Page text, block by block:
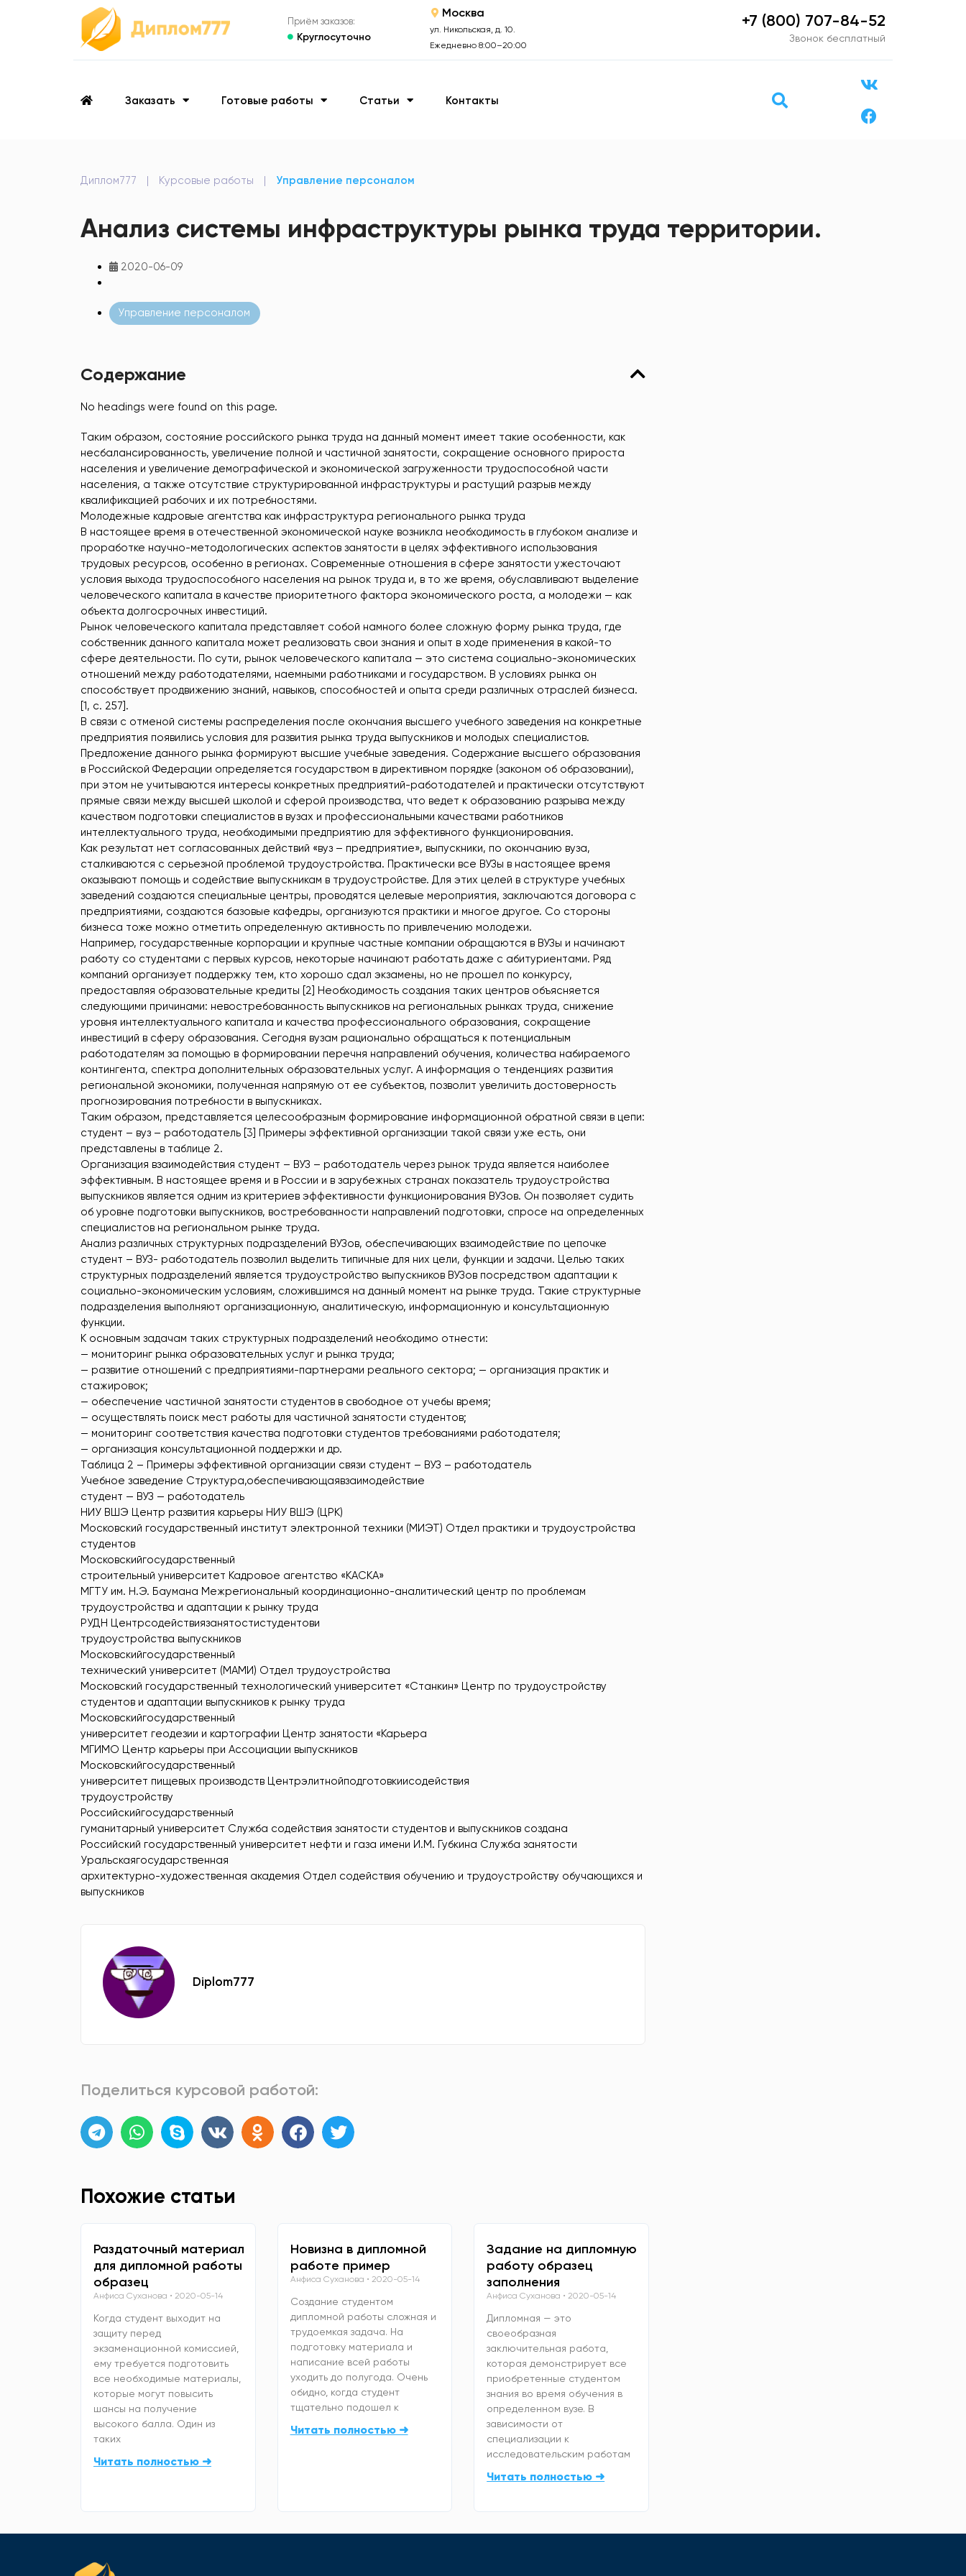
Приём заказов:
Круглосуточно
Москва
ул. Никольская, д. 10.
Ежедневно 8:00–20:00
+7 (800) 707-84-52
Звонок бесплатный
Заказать Готовые работы Статьи Контакты
Диплом777 | Курсовые работы | Управление персоналом
Анализ системы инфраструктуры рынка труда территории.
2020-06-09
Управление персоналом
Содержание
No headings were found on this page.
Таким образом, состояние российского рынка труда на данный момент имеет такие особенности, как
несбалансированность, увеличение полной и частичной занятости, сокращение основного прироста
населения и увеличение демографической и экономической загруженности трудоспособной части
населения, а также отсутствие структурированной инфраструктуры и растущий разрыв между
квалификацией рабочих и их потребностями.
Молодежные кадровые агентства как инфраструктура регионального рынка труда
В настоящее время в отечественной экономической науке возникла необходимость в глубоком анализе и
проработке научно-методологических аспектов занятости в целях эффективного использования
трудовых ресурсов, особенно в регионах. Современные отношения в сфере занятости ужесточают
условия выхода трудоспособного населения на рынок труда и, в то же время, обуславливают выделение
человеческого капитала в качестве приоритетного фактора экономического роста, а молодежи — как
объекта долгосрочных инвестиций.
Рынок человеческого капитала представляет собой намного более сложную форму рынка труда, где
собственник данного капитала может реализовать свои знания и опыт в ходе применения в какой-то
сфере деятельности. По сути, рынок человеческого капитала — это система социально-экономических
отношений между работодателями, наемными работниками и государством. В условиях рынка он
способствует продвижению знаний, навыков, способностей и опыта среди различных отраслей бизнеса.
[1, с. 257].
В связи с отменой системы распределения после окончания высшего учебного заведения на конкретные
предприятия появились условия для развития рынка труда выпускников и молодых специалистов.
Предложение данного рынка формируют высшие учебные заведения. Содержание высшего образования
в Российской Федерации определяется государством в директивном порядке (законом об образовании),
при этом не учитываются интересы конкретных предприятий-работодателей и практически отсутствуют
прямые связи между высшей школой и сферой производства, что ведет к образованию разрыва между
качеством подготовки специалистов в вузах и профессиональными качествами работников
интеллектуального труда, необходимыми предприятию для эффективного функционирования.
Как результат нет согласованных действий «вуз – предприятие», выпускники, по окончанию вуза,
сталкиваются с серьезной проблемой трудоустройства. Практически все ВУЗы в настоящее время
оказывают помощь и содействие выпускникам в трудоустройстве. Для этих целей в структуре учебных
заведений создаются специальные центры, проводятся целевые мероприятия, заключаются договора с
предприятиями, создаются базовые кафедры, организуются практики и многое другое. Со стороны
бизнеса тоже можно отметить определенную активность по привлечению молодежи.
Например, государственные корпорации и крупные частные компании обращаются в ВУЗы и начинают
работу со студентами с первых курсов, некоторые начинают работать даже с абитуриентами. Ряд
компаний организует поддержку тем, кто хорошо сдал экзамены, но не прошел по конкурсу,
предоставляя образовательные кредиты [2] Необходимость создания таких центров объясняется
следующими причинами: невостребованность выпускников на региональных рынках труда, снижение
уровня интеллектуального капитала и качества профессионального образования, сокращение
инвестиций в сферу образования. Сегодня вузам рационально обращаться к потенциальным
работодателям за помощью в формировании перечня направлений обучения, количества набираемого
контингента, спектра дополнительных образовательных услуг. А информация о тенденциях развития
региональной экономики, полученная напрямую от ее субъектов, позволит увеличить достоверность
прогнозирования потребности в выпускниках.
Таким образом, представляется целесообразным формирование информационной обратной связи в цепи:
студент – вуз – работодатель [3] Примеры эффективной организации такой связи уже есть, они
представлены в таблице 2.
Организация взаимодействия студент – ВУЗ – работодатель через рынок труда является наиболее
эффективным. В настоящее время и в России и в зарубежных странах показатель трудоустройства
выпускников является одним из критериев эффективности функционирования ВУЗов. Он позволяет судить
об уровне подготовки выпускников, востребованности направлений подготовки, спросе на определенных
специалистов на региональном рынке труда.
Анализ различных структурных подразделений ВУЗов, обеспечивающих взаимодействие по цепочке
студент – ВУЗ- работодатель позволил выделить типичные для них цели, функции и задачи. Целью таких
структурных подразделений является трудоустройство выпускников ВУЗов посредством адаптации к
социально-экономическим условиям, сложившимся на данный момент на рынке труда. Такие структурные
подразделения выполняют организационную, аналитическую, информационную и консультационную
функции.
К основным задачам таких структурных подразделений необходимо отнести:
— мониторинг рынка образовательных услуг и рынка труда;
— развитие отношений с предприятиями-партнерами реального сектора; — организация практик и
стажировок;
— обеспечение частичной занятости студентов в свободное от учебы время;
— осуществлять поиск мест работы для частичной занятости студентов;
— мониторинг соответствия качества подготовки студентов требованиями работодателя;
— организация консультационной поддержки и др.
Таблица 2 – Примеры эффективной организации связи студент – ВУЗ – работодатель
Учебное заведение Структура,обеспечивающаявзаимодействие
студент — ВУЗ — работодатель
НИУ ВШЭ Центр развития карьеры НИУ ВШЭ (ЦРК)
Московский государственный институт электронной техники (МИЭТ) Отдел практики и трудоустройства
студентов
Московскийгосударственный
строительный университет Кадровое агентство «КАСКА»
МГТУ им. Н.Э. Баумана Межрегиональный координационно-аналитический центр по проблемам
трудоустройства и адаптации к рынку труда
РУДН Центрсодействиязанятостистудентови
трудоустройства выпускников
Московскийгосударственный
технический университет (МАМИ) Отдел трудоустройства
Московский государственный технологический университет «Станкин» Центр по трудоустройству
студентов и адаптации выпускников к рынку труда
Московскийгосударственный
университет геодезии и картографии Центр занятости «Карьера
МГИМО Центр карьеры при Ассоциации выпускников
Московскийгосударственный
университет пищевых производств Центрэлитнойподготовкиисодействия
трудоустройству
Российскийгосударственный
гуманитарный университет Служба содействия занятости студентов и выпускников создана
Российский государственный университет нефти и газа имени И.М. Губкина Служба занятости
Уральскаягосударственная
архитектурно-художественная академия Отдел содействия обучению и трудоустройству обучающихся и
выпускников
Diplom777
Поделиться курсовой работой:
Похожие статьи
Раздаточный материал
для дипломной работы
образец
Анфиса Суханова 2020-05-14
Когда студент выходит на
защиту перед
экзаменационной комиссией,
ему требуется подготовить
все необходимые материалы,
которые могут повысить
шансы на получение
высокого балла. Один из
таких
Читать полностью ➜
Новизна в дипломной
работе пример
Анфиса Суханова 2020-05-14
Создание студентом
дипломной работы сложная и
трудоемкая задача. На
подготовку материала и
написание всей работы
уходить до полугода. Очень
обидно, когда студент
тщательно подошел к
Читать полностью ➜
Задание на дипломную
работу образец
заполнения
Анфиса Суханова 2020-05-14
Дипломная — это
своеобразная
заключительная работа,
которая демонстрирует все
приобретенные студентом
знания во время обучения в
определенном вузе. В
зависимости от
специализации к
исследовательским работам
Читать полностью ➜